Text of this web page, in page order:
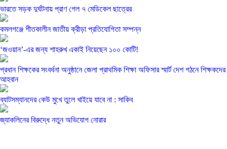
ভারতে সড়ক দুর্ঘটনায় প্রাণ গেল ৭ মেডিকেল ছাত্রের
কমলগঞ্জে শীতকালীন জাতীয় ক্রীড়া প্রতিযোগিতা সম্পন্ন
‘জওয়ান’-এর জন্য শাহরুখ একাই নিয়েছেন ১০০ কোটি!
প্রধান শিক্ষকের সংবর্ধনা অনুষ্ঠানে জেলা প্রাথমিক শিক্ষা অফিসার স্মার্ট দেশ গঠনে শিক্ষকদের
আহবান
ব্যাটসম্যানদের কেউ মুখে তুলে খাইয়ে যাবে না : সাকিব
জ্যাকলিনের বিরুদ্ধে নতুন অভিযোগ নোরার